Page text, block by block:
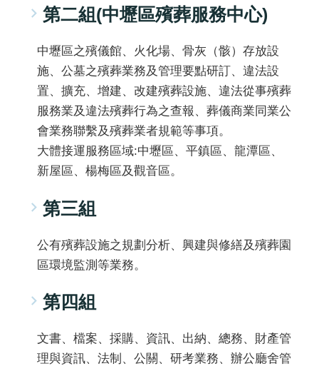
第二組(中壢區殯葬服務中心)
中壢區之殯儀館、火化場、骨灰（骸）存放設
施、公墓之殯葬業務及管理要點研訂、違法設
置、擴充、增建、改建殯葬設施、違法從事殯葬
服務業及違法殯葬行為之查報、葬儀商業同業公
會業務聯繫及殯葬業者規範等事項。
大體接運服務區域:中壢區、平鎮區、龍潭區、
新屋區、楊梅區及觀音區。
第三組
公有殯葬設施之規劃分析、興建與修繕及殯葬園
區環境監測等業務。
第四組
文書、檔案、採購、資訊、出納、總務、財產管
理與資訊、法制、公關、研考業務、辦公廳舍管